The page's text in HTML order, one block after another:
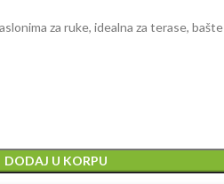
za ruke, idealna za terase,
DODAJ U KORPU